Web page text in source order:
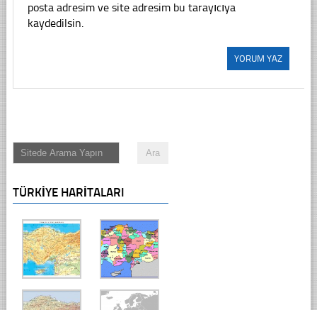
posta adresim ve site adresim bu tarayıcıya
kaydedilsin.
TÜRKIYE HARITALARI